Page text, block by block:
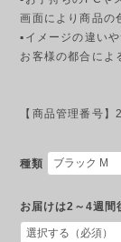
画面により商品の
▪︎イメージの違い
お客様の都合によ
【商品管理番号
種類
お届けは2～4週間